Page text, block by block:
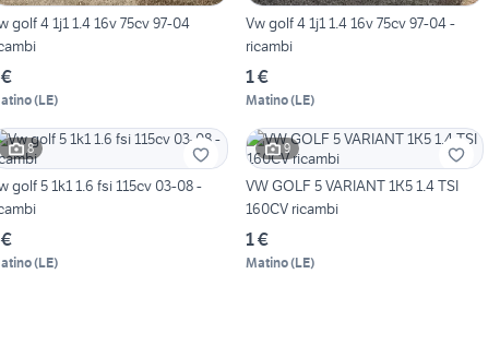
golf 4 1j1 1.4 16v 75cv 97-04
(LE)
Vw golf 4 1j1 1.4 16v 75cv 97-04 -
ricambi
1 €
Matino(LE)
8
golf 5 1k1 1.6 fsi 115cv 03-08 -
(LE)
9
VW GOLF 5 VARIANT 1K5 1.4 TSI
160CV ricambi
1 €
Matino(LE)